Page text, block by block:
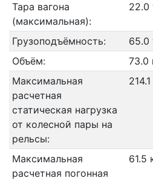
Тара вагона
(максимальная):
22.0
Грузоподъёмность:
65.0
Объём:
73.0
Максимальная
расчетная
статическая нагрузка
от колесной пары на
рельсы:
Максимальная
расчетная погонная
61.5